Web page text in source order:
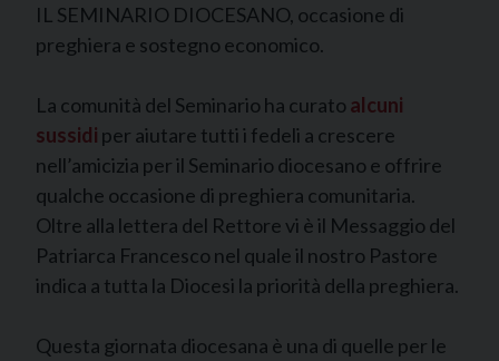
IL SEMINARIO DIOCESANO, occasione di
preghiera e sostegno economico.
La comunità del Seminario ha curato alcuni
sussidi per aiutare tutti i fedeli a crescere
nell’amicizia per il Seminario diocesano e offrire
qualche occasione di preghiera comunitaria.
Oltre alla lettera del Rettore vi è il Messaggio del
Patriarca Francesco nel quale il nostro Pastore
indica a tutta la Diocesi la priorità della preghiera.
Questa giornata diocesana è una di quelle per le